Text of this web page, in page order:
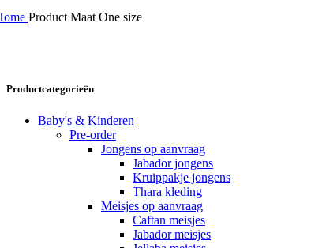
Product Maat One size
Productcategorieën
Baby's & Kinderen
Pre-order
Jongens op aanvraag
Jabador jongens
Kruippakje jongens
Thara kleding
Meisjes op aanvraag
Caftan meisjes
Jabador meisjes